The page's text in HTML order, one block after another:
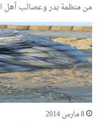
من منظمة بدر وعصائب
8 مارس 2014